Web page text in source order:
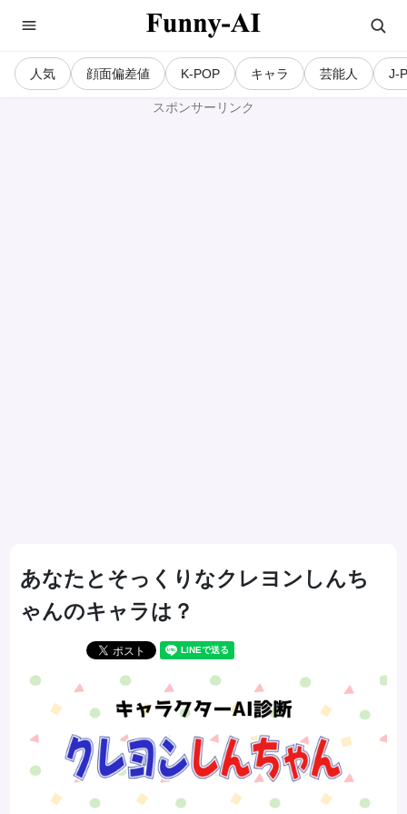
人気 顔面偏差値 K-POP キャラ 芸能人 J-
スポンサーリンク
あなたとそっくりなクレヨンしんち
ゃんのキャラは？